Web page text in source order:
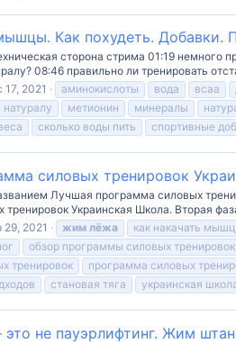
Как похудеть. Добавки.
сторона стрима 01:19 немного
08:46 правильно ли тренировать
17, 2021 аминокислоты вода всаа
натуралу
метионин минералы
сколько воды пить спортивные
силовых тренировок
Лучшая программа силовых
Украинская Школа. Вторая
29, 2021 жим лёжа как накачать
обзор программы силовых тренировок
тренировок
программа силовых
становая тяга украинская
это не пауэрлифтинг. Жим